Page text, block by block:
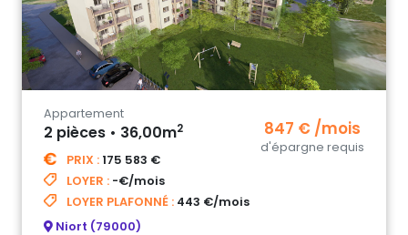
847 € /mois
d'épargne requis
Appartement
2 pièces • 36,00m2
PRIX : 175 583 €
LOYER : -€/mois
LOYER PLAFONNÉ : 443 €/mois
Niort (79000)